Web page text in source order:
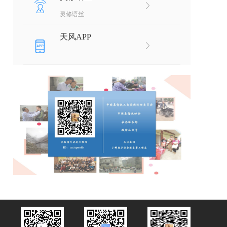
灵修语丝
天风APP